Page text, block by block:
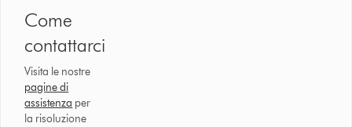
Come
contattarci
Visita le nostre
pagine di
assistenza per
la risoluzione